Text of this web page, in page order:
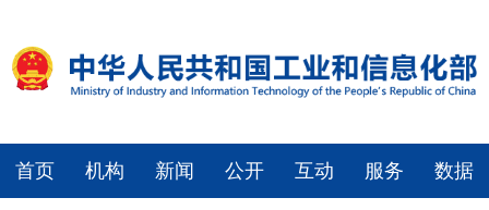
首页 机构 新闻 公开 互动 服务 数据